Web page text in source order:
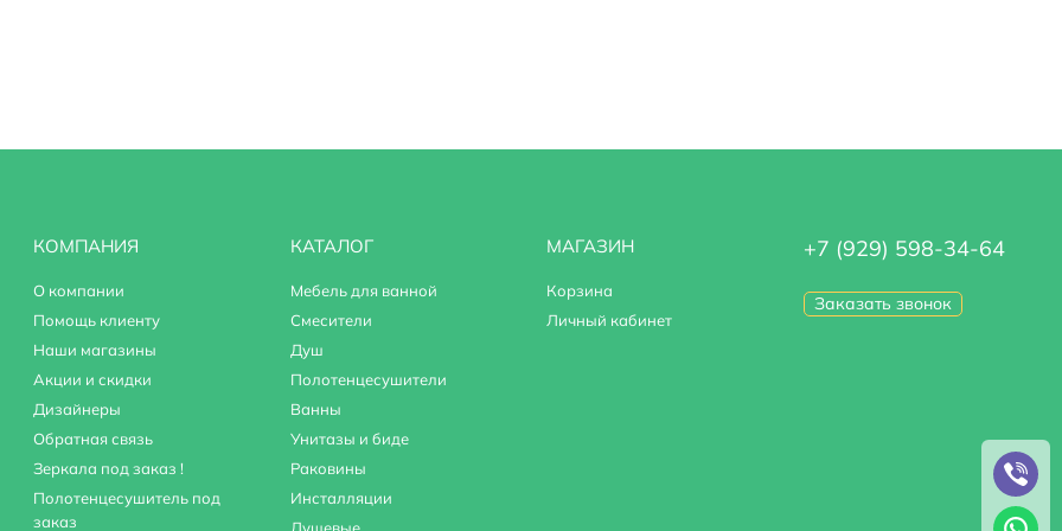
КОМПАНИЯ
О компании
Помощь клиенту
Наши магазины
Акции и скидки
Дизайнеры
Обратная связь
Зеркала под заказ !
Полотенцесушитель под
заказ
КАТАЛОГ
Мебель для ванной
Смесители
Душ
Полотенцесушители
Ванны
Унитазы и биде
Раковины
Инсталляции
МАГАЗИН
Корзина
Личный кабинет
+7 (929) 598-34-64
Заказать звонок